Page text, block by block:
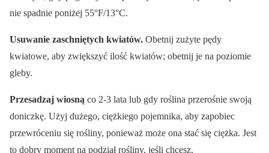
nie spadnie poniżej 55°F/13°C.
Usuwanie zaschniętych kwiatów. Obetnij zużyte pędy
kwiatowe, aby zwiększyć ilość kwiatów; obetnij je na poziomie
gleby.
Przesadzaj wiosną co 2-3 lata lub gdy roślina przerośnie swoją
doniczkę. Użyj dużego, ciężkiego pojemnika, aby zapobiec
przewróceniu się rośliny, ponieważ może ona stać się ciężka. Jest
to dobry moment na podział rośliny, jeśli chcesz.